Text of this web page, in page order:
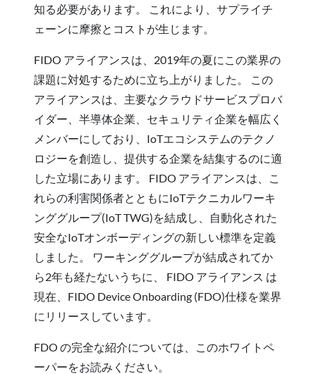
知る必要があります。 これにより、サプライチ
ェーンに摩擦とコストが生じます。
FIDO アライアンスは、2019年の夏にこの業界の
課題に対処するために立ち上がりました。 この
アライアンスは、主要なクラウドサービスプロバ
イダー、半導体企業、セキュリティ企業を幅広く
メンバーにしており、IoTエコシステムのテクノ
ロジーを創造し、提供する企業を結集するのに適
した立場にあります。 FIDO アライアンスは、こ
れらの利害関係者とともにIoTテクニカルワーキ
ンググループ(IoT TWG)を結成し、自動化された
安全なIoTオンボーディングの新しい標準を定義
しました。 ワーキンググループが結成されてか
ら2年も経たないうちに、 FIDO アライアンス は
現在、FIDO Device Onboarding (FDO)仕様を業界
にリリースしています。
FDO の完全な紹介については、このホワイトペ
ーパーをお読みください。